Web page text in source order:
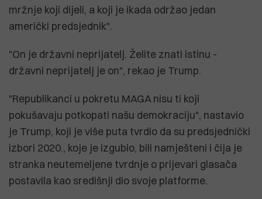
mržnje koji dijeli, a koji je ikada održao jedan
američki predsjednik".
"On je državni neprijatelj. Želite znati istinu -
državni neprijatelj je on", rekao je Trump.
"Republikanci u pokretu MAGA nisu ti koji
pokušavaju potkopati našu demokraciju", nastavio
je Trump, koji je više puta tvrdio da su predsjednički
izbori 2020., koje je izgubio, bili namješteni i čija je
stranka neutemeljene tvrdnje o prijevari glasača
postavila kao središnji dio svoje platforme.